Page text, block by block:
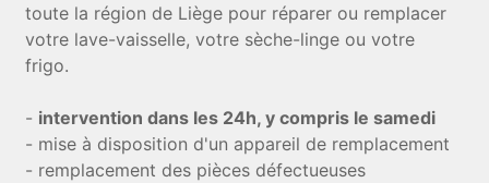
toute la région de Liège pour réparer ou remplacer
votre lave-vaisselle, votre sèche-linge ou votre
frigo.
- intervention dans les 24h, y compris le samedi
- mise à disposition d'un appareil de remplacement
- remplacement des pièces défectueuses